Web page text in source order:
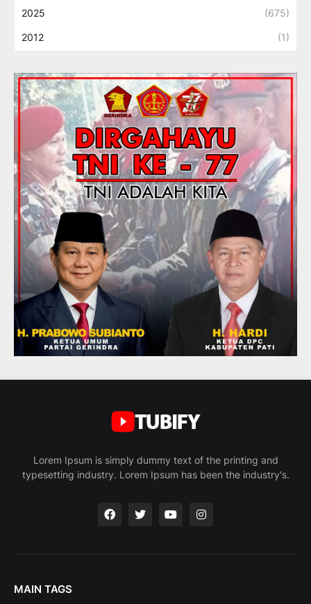
2025 (675)
2012 (1)
Lorem Ipsum is simply dummy text of the printing and
typesetting industry. Lorem Ipsum has been the industry's.
MAIN TAGS